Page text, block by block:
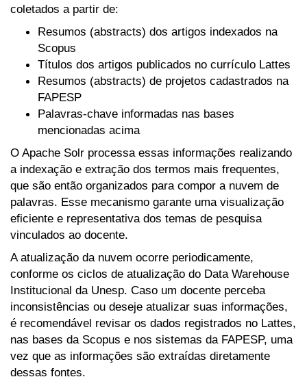
coletados a partir de:
Resumos (abstracts) dos artigos indexados na
Scopus
Títulos dos artigos publicados no currículo Lattes
Resumos (abstracts) de projetos cadastrados na
FAPESP
Palavras-chave informadas nas bases
mencionadas acima
O Apache Solr processa essas informações realizando
a indexação e extração dos termos mais frequentes,
que são então organizados para compor a nuvem de
palavras. Esse mecanismo garante uma visualização
eficiente e representativa dos temas de pesquisa
vinculados ao docente.
A atualização da nuvem ocorre periodicamente,
conforme os ciclos de atualização do Data Warehouse
Institucional da Unesp. Caso um docente perceba
inconsistências ou deseje atualizar suas informações,
é recomendável revisar os dados registrados no Lattes,
nas bases da Scopus e nos sistemas da FAPESP, uma
vez que as informações são extraídas diretamente
dessas fontes.